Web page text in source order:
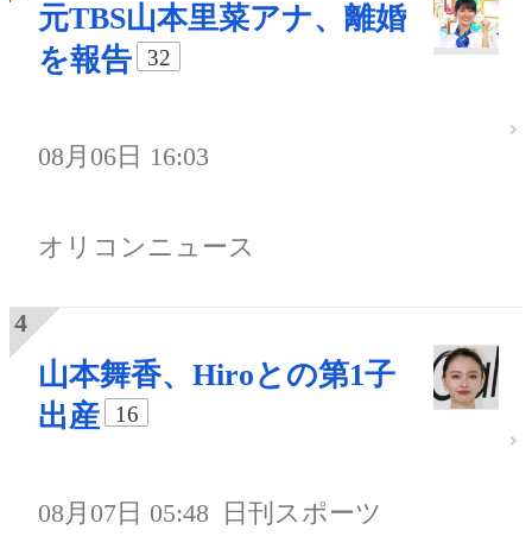
元TBS山本里菜アナ、離婚
を報告
32
08月06日 16:03
オリコンニュース
山本舞香、Hiroとの第1子
出産
16
08月07日 05:48 日刊スポーツ